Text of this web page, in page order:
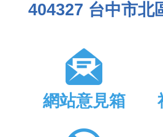
404327 台中市北
網站意見箱